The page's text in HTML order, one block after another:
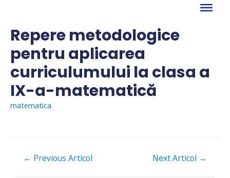
contentRepere metodologice
pentru aplicarea
curriculumului la clasa a
IX-a-matematică
matematica
Navigare
← Previous Articol Next Articol →